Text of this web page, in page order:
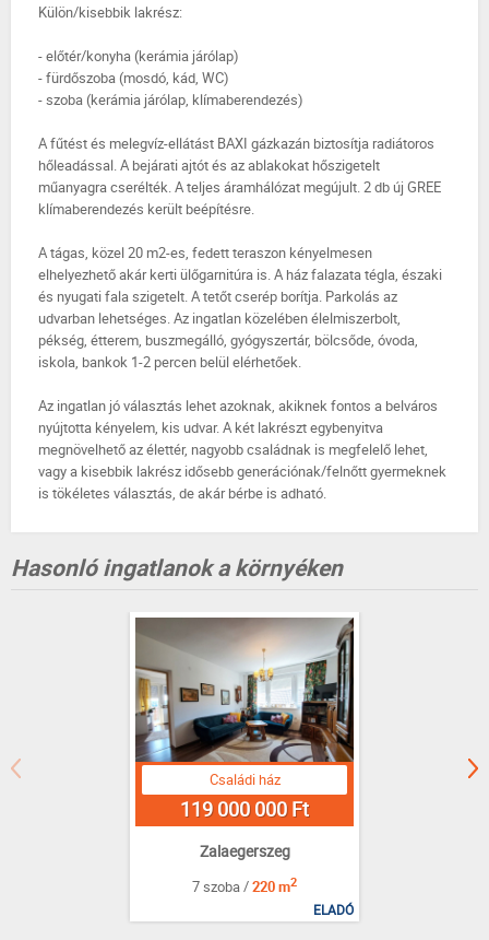
Külön/kisebbik lakrész:
- előtér/konyha (kerámia járólap)
- fürdőszoba (mosdó, kád, WC)
- szoba (kerámia járólap, klímaberendezés)
A fűtést és melegvíz-ellátást BAXI gázkazán biztosítja radiátoros
hőleadással. A bejárati ajtót és az ablakokat hőszigetelt
műanyagra cserélték. A teljes áramhálózat megújult. 2 db új GREE
klímaberendezés került beépítésre.
A tágas, közel 20 m2-es, fedett teraszon kényelmesen
elhelyezhető akár kerti ülőgarnitúra is. A ház falazata tégla, északi
és nyugati fala szigetelt. A tetőt cserép borítja. Parkolás az
udvarban lehetséges. Az ingatlan közelében élelmiszerbolt,
pékség, étterem, buszmegálló, gyógyszertár, bölcsőde, óvoda,
iskola, bankok 1-2 percen belül elérhetőek.
Az ingatlan jó választás lehet azoknak, akiknek fontos a belváros
nyújtotta kényelem, kis udvar. A két lakrészt egybenyitva
megnövelhető az élettér, nagyobb családnak is megfelelő lehet,
vagy a kisebbik lakrész idősebb generációnak/felnőtt gyermeknek
is tökéletes választás, de akár bérbe is adható.
Hasonló ingatlanok a környéken
Családi ház
119 000 000 Ft
Zalaegerszeg
7 szoba / 220 m2
ELADÓ